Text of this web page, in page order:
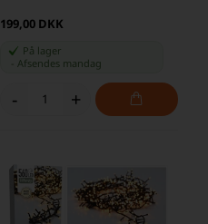
199,00 DKK
På lager
Afsendes mandag
- +